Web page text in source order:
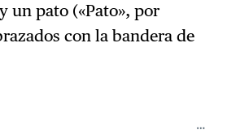
un pato («Pato», por
con la bandera de